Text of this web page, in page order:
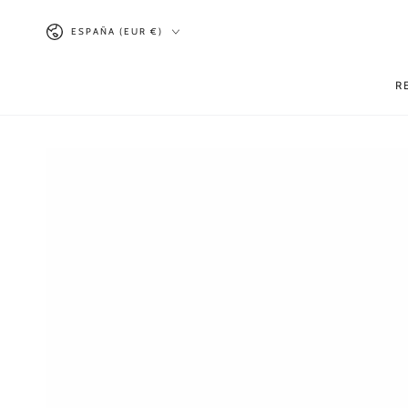
CONTENIDO
País/región
ESPAÑA (EUR €)